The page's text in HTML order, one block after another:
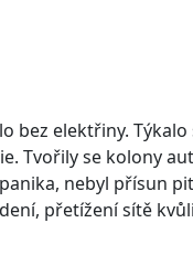
bez elektřiny.
Tvořily se kolony
nebyl přísun
přetížení sítě